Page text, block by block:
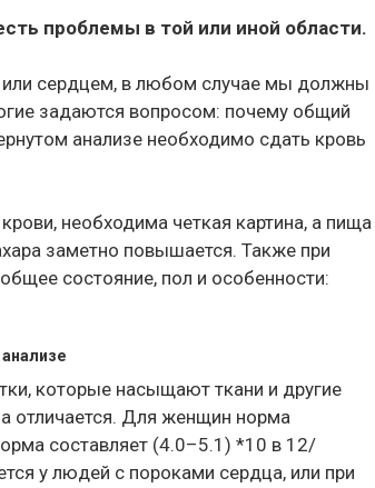
проблемы в той или иной области.
или сердцем, в любом случае мы должны
задаются вопросом: почему общий
анализе необходимо сдать кровь
необходима четкая картина, а пища
заметно повышается. Также при
состояние, пол и особенности:
которые насыщают ткани и другие
отличается. Для женщин норма
составляет (4.0–5.1) *10 в 12/
у людей с пороками сердца, или при